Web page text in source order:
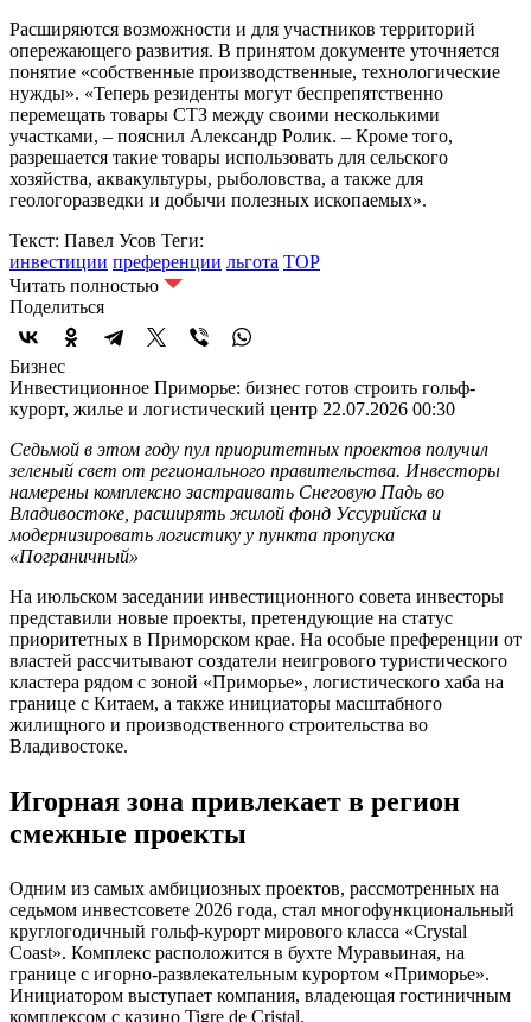
Расширяются возможности и для участников территорий
опережающего развития. В принятом документе уточняется
понятие «собственные производственные, технологические
нужды». «Теперь резиденты могут беспрепятственно
перемещать товары СТЗ между своими несколькими
участками, – пояснил Александр Ролик. – Кроме того,
разрешается такие товары использовать для сельского
хозяйства, аквакультуры, рыболовства, а также для
геологоразведки и добычи полезных ископаемых».
Текст: Павел Усов Теги:
инвестиции преференции льгота ТОР
Читать полностью
Поделиться
Бизнес
Инвестиционное Приморье: бизнес готов строить гольф-
курорт, жилье и логистический центр 22.07.2026 00:30
Седьмой в этом году пул приоритетных проектов получил
зеленый свет от регионального правительства. Инвесторы
намерены комплексно застраивать Снеговую Падь во
Владивостоке, расширять жилой фонд Уссурийска и
модернизировать логистику у пункта пропуска
«Пограничный»
На июльском заседании инвестиционного совета инвесторы
представили новые проекты, претендующие на статус
приоритетных в Приморском крае. На особые преференции от
властей рассчитывают создатели неигрового туристического
кластера рядом с зоной «Приморье», логистического хаба на
границе с Китаем, а также инициаторы масштабного
жилищного и производственного строительства во
Владивостоке.
Игорная зона привлекает в регион
смежные проекты
Одним из самых амбициозных проектов, рассмотренных на
седьмом инвестсовете 2026 года, стал многофункциональный
круглогодичный гольф‑курорт мирового класса «Crystal
Coast». Комплекс расположится в бухте Муравьиная, на
границе с игорно‑развлекательным курортом «Приморье».
Инициатором выступает компания, владеющая гостиничным
комплексом с казино Tigre de Cristal.